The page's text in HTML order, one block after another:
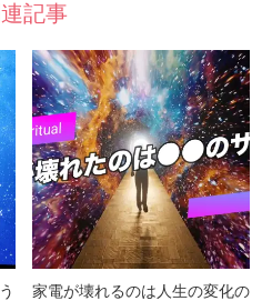
記事
家電が壊れるのは人生の変化の